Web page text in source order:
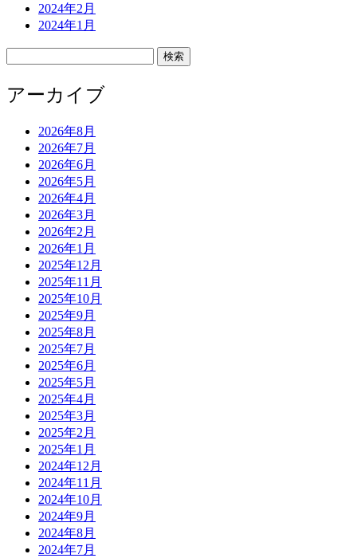
2024年2月
2024年1月
アーカイブ
2026年8月
2026年7月
2026年6月
2026年5月
2026年4月
2026年3月
2026年2月
2026年1月
2025年12月
2025年11月
2025年10月
2025年9月
2025年8月
2025年7月
2025年6月
2025年5月
2025年4月
2025年3月
2025年2月
2025年1月
2024年12月
2024年11月
2024年10月
2024年9月
2024年8月
2024年7月